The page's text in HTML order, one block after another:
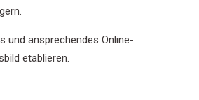
und ansprechendes Online-
etablieren.